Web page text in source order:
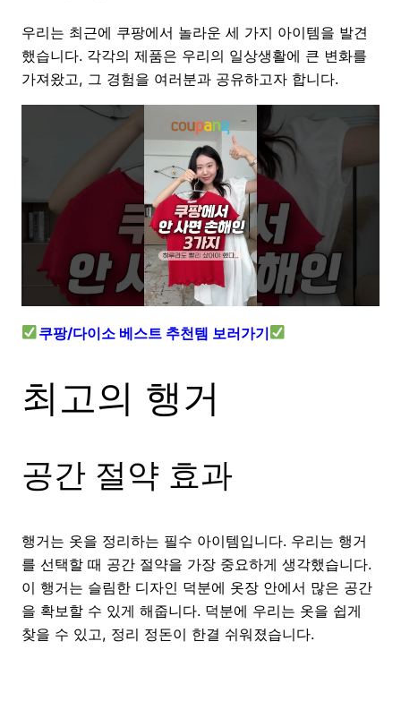
우리는 최근에 쿠팡에서 놀라운 세 가지 아이템을 발견
했습니다. 각각의 제품은 우리의 일상생활에 큰 변화를
가져왔고, 그 경험을 여러분과 공유하고자 합니다.
쿠팡/다이소 베스트 추천템 보러가기
최고의 행거
공간 절약 효과
행거는 옷을 정리하는 필수 아이템입니다. 우리는 행거
를 선택할 때 공간 절약을 가장 중요하게 생각했습니다.
이 행거는 슬림한 디자인 덕분에 옷장 안에서 많은 공간
을 확보할 수 있게 해줍니다. 덕분에 우리는 옷을 쉽게
찾을 수 있고, 정리 정돈이 한결 쉬워졌습니다.